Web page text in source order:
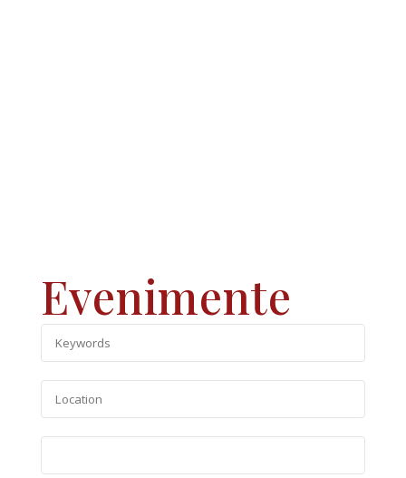
Evenimente